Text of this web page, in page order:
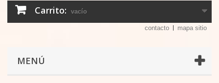
Carrito: vacío
contacto mapa sitio
MENÚ